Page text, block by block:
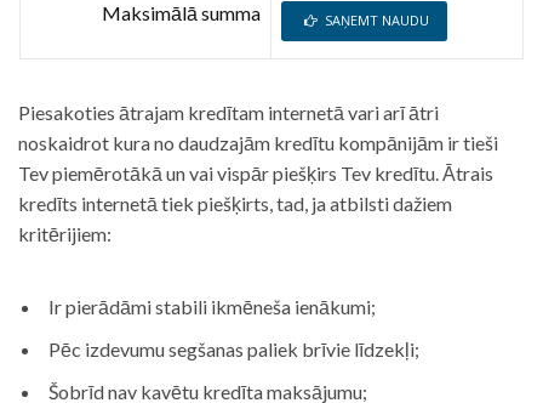
Maksimālā summa SAŅEMT NAUDU
Piesakoties ātrajam kredītam internetā vari arī ātri
noskaidrot kura no daudzajām kredītu kompānijām ir tieši
Tev piemērotākā un vai vispār piešķirs Tev kredītu. Ātrais
kredīts internetā tiek piešķirts, tad, ja atbilsti dažiem
kritērijiem:
Ir pierādāmi stabili ikmēneša ienākumi;
Pēc izdevumu segšanas paliek brīvie līdzekļi;
Šobrīd nav kavētu kredīta maksājumu;